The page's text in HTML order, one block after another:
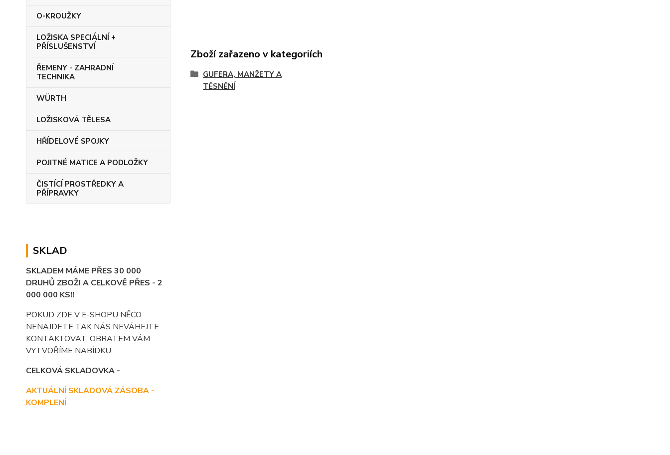
O-KROUŽKY
LOŽISKA SPECIÁLNÍ +
PŘÍSLUŠENSTVÍ
ŘEMENY - ZAHRADNÍ
TECHNIKA
WÜRTH
LOŽISKOVÁ TĚLESA
HŘÍDELOVÉ SPOJKY
POJITNÉ MATICE A PODLOŽKY
ČISTÍCÍ PROSTŘEDKY A
PŘÍPRAVKY
SKLAD
SKLADEM MÁME PŘES 30 000
DRUHŮ ZBOŽI A CELKOVĚ PŘES - 2
000 000 KS!!
POKUD ZDE V E-SHOPU NĚCO
NENAJDETE TAK NÁS NEVÁHEJTE
KONTAKTOVAT, OBRATEM VÁM
VYTVOŘÍME NABÍDKU.
CELKOVÁ SKLADOVKA -
AKTUÁLNÍ SKLADOVÁ ZÁSOBA -
KOMPLENÍ
Zboží zařazeno v kategoriích
GUFERA, MANŽETY A
TĚSNĚNÍ